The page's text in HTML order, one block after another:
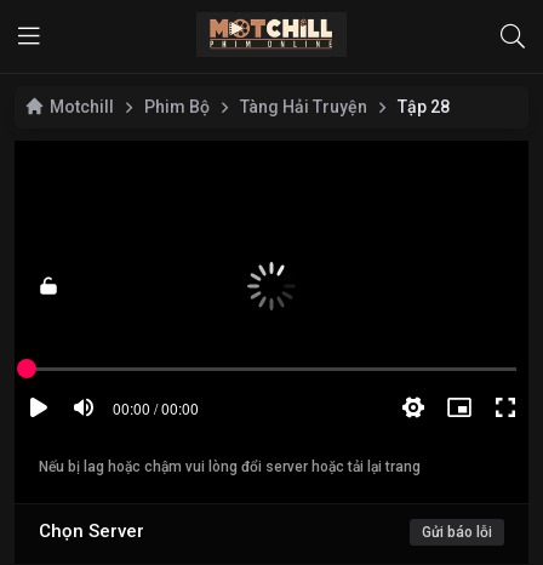
Motchill Phim Bộ Tàng Hải Truyện Tập 28
Nếu bị lag hoặc chậm vui lòng đổi server hoặc tải lại trang
Chọn Server Gửi báo lỗi